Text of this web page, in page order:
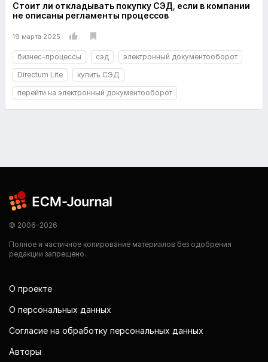
Стоит ли откладывать покупку СЭД, если в компании
не описаны регламенты процессов
19 марта 2025
бизнес-процессы сэд
электронный документооборот
Directum Lite
купить СЭД
перейти на электронный документооборот
© 2006-2026
Полное и частичное копирование материалов без одобрения
редакции запрещено.
О проекте
О персональных данных
Согласие на обработку персональных данных
Авторы